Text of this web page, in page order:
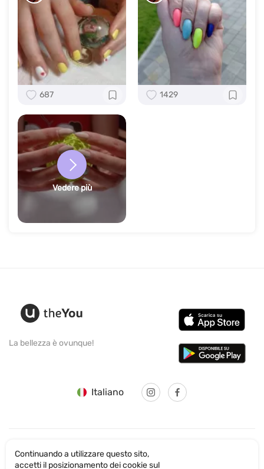
687 1429
Vedere più
La bellezza è ovunque!
Italiano
© SANTICUM INTERNATIONAL LTD
Continuando a utilizzare questo sito,
accetti il posizionamento dei cookie sul